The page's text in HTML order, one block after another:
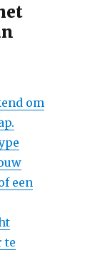
om
een
te